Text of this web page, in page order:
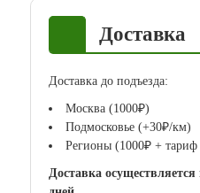
Доставка
Доставка до подъезда:
Москва (1000₽)
Подмосковье (+30₽/км)
Регионы (1000₽ +
Доставка